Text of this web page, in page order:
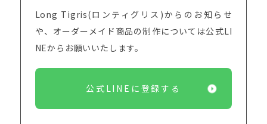
Long Tigris(ロンティグリス)からのお知らせ
や、オーダーメイド商品の制作については公式LI
NEからお願いいたします。
公式LINEに登録する